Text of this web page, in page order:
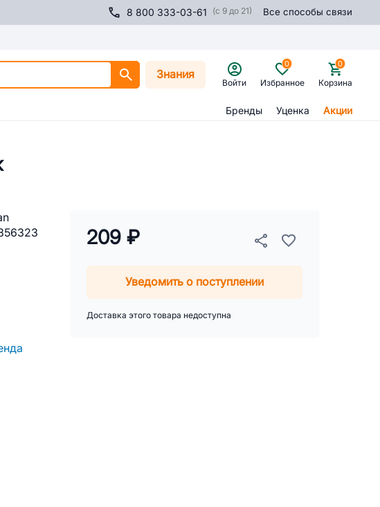
8 800 333-03-61 (с 9 до 21) Все способы связи
Знания
Войти Избранное
0
Корзина
0
Бренды Уценка Акции
209 ₽
Уведомить о поступлении
Доставка этого товара недоступна